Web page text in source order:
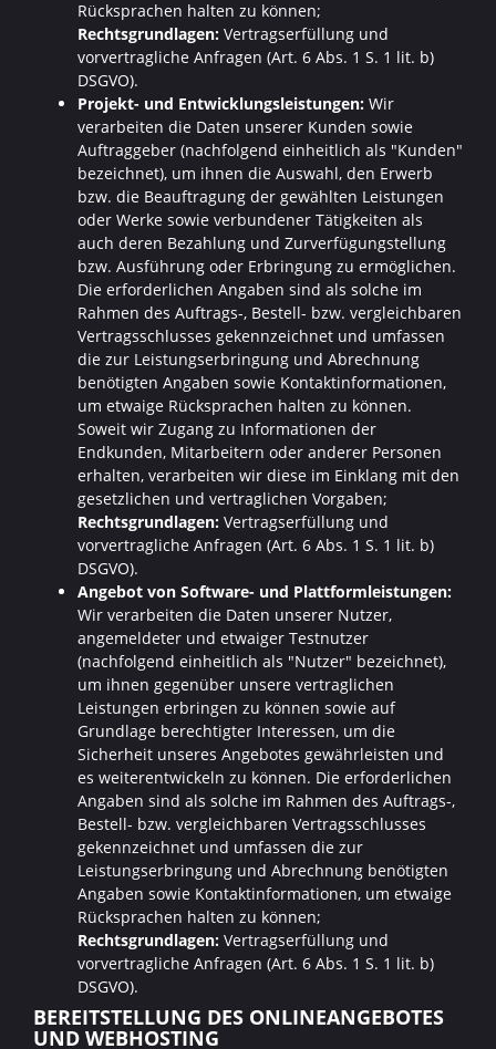
Rücksprachen halten zu können;
Rechtsgrundlagen: Vertragserfüllung und
vorvertragliche Anfragen (Art. 6 Abs. 1 S. 1 lit. b)
DSGVO).
Projekt- und Entwicklungsleistungen: Wir
verarbeiten die Daten unserer Kunden sowie
Auftraggeber (nachfolgend einheitlich als "Kunden"
bezeichnet), um ihnen die Auswahl, den Erwerb
bzw. die Beauftragung der gewählten Leistungen
oder Werke sowie verbundener Tätigkeiten als
auch deren Bezahlung und Zurverfügungstellung
bzw. Ausführung oder Erbringung zu ermöglichen.
Die erforderlichen Angaben sind als solche im
Rahmen des Auftrags-, Bestell- bzw. vergleichbaren
Vertragsschlusses gekennzeichnet und umfassen
die zur Leistungserbringung und Abrechnung
benötigten Angaben sowie Kontaktinformationen,
um etwaige Rücksprachen halten zu können.
Soweit wir Zugang zu Informationen der
Endkunden, Mitarbeitern oder anderer Personen
erhalten, verarbeiten wir diese im Einklang mit den
gesetzlichen und vertraglichen Vorgaben;
Rechtsgrundlagen: Vertragserfüllung und
vorvertragliche Anfragen (Art. 6 Abs. 1 S. 1 lit. b)
DSGVO).
Angebot von Software- und Plattformleistungen:
Wir verarbeiten die Daten unserer Nutzer,
angemeldeter und etwaiger Testnutzer
(nachfolgend einheitlich als "Nutzer" bezeichnet),
um ihnen gegenüber unsere vertraglichen
Leistungen erbringen zu können sowie auf
Grundlage berechtigter Interessen, um die
Sicherheit unseres Angebotes gewährleisten und
es weiterentwickeln zu können. Die erforderlichen
Angaben sind als solche im Rahmen des Auftrags-,
Bestell- bzw. vergleichbaren Vertragsschlusses
gekennzeichnet und umfassen die zur
Leistungserbringung und Abrechnung benötigten
Angaben sowie Kontaktinformationen, um etwaige
Rücksprachen halten zu können;
Rechtsgrundlagen: Vertragserfüllung und
vorvertragliche Anfragen (Art. 6 Abs. 1 S. 1 lit. b)
DSGVO).
BEREITSTELLUNG DES ONLINEANGEBOTES
UND WEBHOSTING